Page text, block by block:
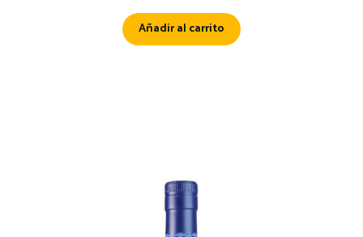
Añadir al carrito